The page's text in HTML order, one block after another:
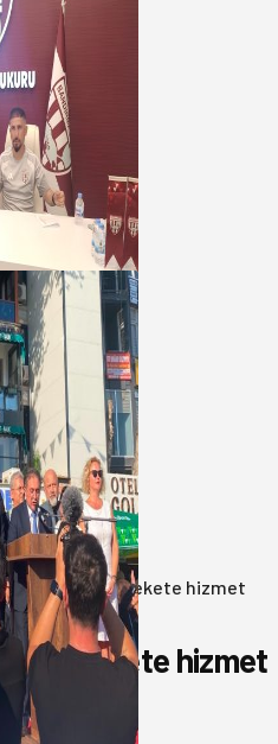
kuruldu
derdim memlekete hizmet
memlekete hizmet